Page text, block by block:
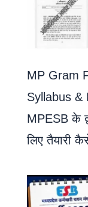
MP Gram
Syllabus &
MPESB के
लिए तैयारी